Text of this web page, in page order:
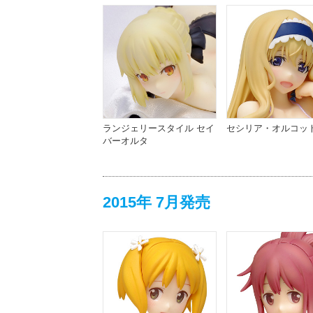
ランジェリースタイル セイ
バーオルタ
セシリア・オルコッ
2015年 7月発売